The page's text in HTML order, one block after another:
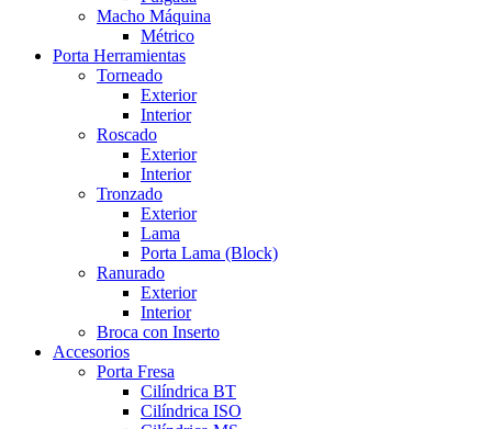
Macho Máquina
Métrico
Porta Herramientas
Torneado
Exterior
Interior
Roscado
Exterior
Interior
Tronzado
Exterior
Lama
Porta Lama (Block)
Ranurado
Exterior
Interior
Broca con Inserto
Accesorios
Porta Fresa
Cilíndrica BT
Cilíndrica ISO